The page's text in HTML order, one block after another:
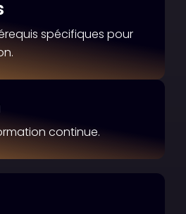
spécifiques pour
continue.